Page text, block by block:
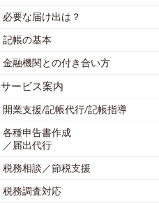
必要な届け出は？
記帳の基本
金融機関との付き合い方
サービス案内
開業支援/記帳代行/記帳指導
各種申告書作成
／届出代行
税務相談／節税支援
税務調査対応